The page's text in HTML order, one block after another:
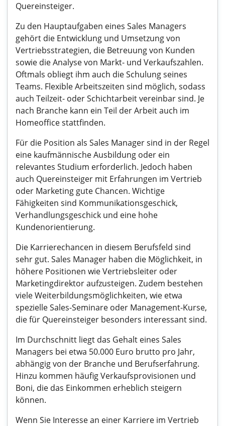
Quereinsteiger.
Zu den Hauptaufgaben eines Sales Managers
gehört die Entwicklung und Umsetzung von
Vertriebsstrategien, die Betreuung von Kunden
sowie die Analyse von Markt- und Verkaufszahlen.
Oftmals obliegt ihm auch die Schulung seines
Teams. Flexible Arbeitszeiten sind möglich, sodass
auch Teilzeit- oder Schichtarbeit vereinbar sind. Je
nach Branche kann ein Teil der Arbeit auch im
Homeoffice stattfinden.
Für die Position als Sales Manager sind in der Regel
eine kaufmännische Ausbildung oder ein
relevantes Studium erforderlich. Jedoch haben
auch Quereinsteiger mit Erfahrungen im Vertrieb
oder Marketing gute Chancen. Wichtige
Fähigkeiten sind Kommunikationsgeschick,
Verhandlungsgeschick und eine hohe
Kundenorientierung.
Die Karrierechancen in diesem Berufsfeld sind
sehr gut. Sales Manager haben die Möglichkeit, in
höhere Positionen wie Vertriebsleiter oder
Marketingdirektor aufzusteigen. Zudem bestehen
viele Weiterbildungsmöglichkeiten, wie etwa
spezielle Sales-Seminare oder Management-Kurse,
die für Quereinsteiger besonders interessant sind.
Im Durchschnitt liegt das Gehalt eines Sales
Managers bei etwa 50.000 Euro brutto pro Jahr,
abhängig von der Branche und Berufserfahrung.
Hinzu kommen häufig Verkaufsprovisionen und
Boni, die das Einkommen erheblich steigern
können.
Wenn Sie Interesse an einer Karriere im Vertrieb